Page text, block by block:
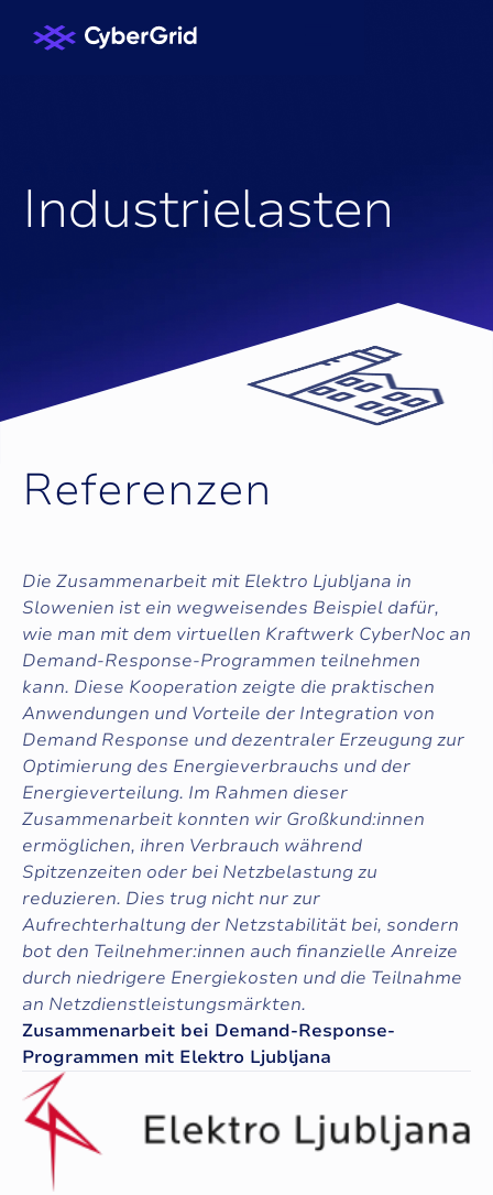
Industrielasten
Referenzen
Die Zusammenarbeit mit Elektro Ljubljana in
Slowenien ist ein wegweisendes Beispiel dafür,
wie man mit dem virtuellen Kraftwerk CyberNoc an
Demand-Response-Programmen teilnehmen
kann. Diese Kooperation zeigte die praktischen
Anwendungen und Vorteile der Integration von
Demand Response und dezentraler Erzeugung zur
Optimierung des Energieverbrauchs und der
Energieverteilung. Im Rahmen dieser
Zusammenarbeit konnten wir Großkund:innen
ermöglichen, ihren Verbrauch während
Spitzenzeiten oder bei Netzbelastung zu
reduzieren. Dies trug nicht nur zur
Aufrechterhaltung der Netzstabilität bei, sondern
bot den Teilnehmer:innen auch finanzielle Anreize
durch niedrigere Energiekosten und die Teilnahme
an Netzdienstleistungsmärkten.
Zusammenarbeit bei Demand-Response-
Programmen mit Elektro Ljubljana